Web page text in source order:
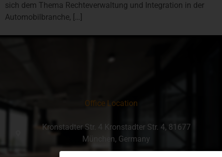
sich dem Thema Rechteverwaltung und Integration in der
Automobilbranche, […]
Office Location
Kronstadter Str. 4 Kronstadter Str. 4, 81677
München, Germany